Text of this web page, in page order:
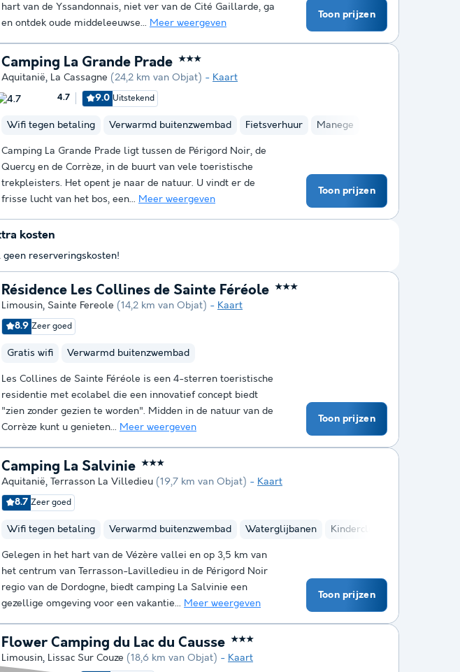
hart van de Yssandonnais, niet ver van de Cité Gaillarde, ga
en ontdek oude middeleeuwse... Meer weergeven
Toon prijzen
Camping La Grande Prade ★★★
Aquitanië, La Cassagne (24,2 km van Objat) Kaart
4.7 9.0 Uitstekend
Wifi tegen betaling Verwarmd buitenzwembad Fietsverhuur Manege
Camping La Grande Prade ligt tussen de Périgord Noir, de
Quercy en de Corrèze, in de buurt van vele toeristische
trekpleisters. Het opent je naar de natuur. U vindt er de
frisse lucht van het bos, een... Meer weergeven
Toon prijzen
Résidence Les Collines de Sainte Féréole ★★★
Limousin, Sainte Fereole (14,2 km van Objat)
Kaart
8.9 Zeer goed
Gratis wifi Verwarmd buitenzwembad
Les Collines de Sainte Féréole is een 4-sterren toeristische
residentie met ecolabel die een innovatief concept biedt
"zien zonder gezien te worden". Midden in de natuur van de
Corrèze kunt u genieten... Meer weergeven
Toon prijzen
Camping La Salvinie ★★★
Aquitanië, Terrasson La Villedieu (19,7 km van Objat)
Kaart
8.7 Zeer goed
Wifi tegen betaling Verwarmd buitenzwembad Waterglijbanen Kinderclub
Gelegen in het hart van de Vézère vallei en op 3,5 km van
het centrum van Terrasson-Lavilledieu in de Périgord Noir
regio van de Dordogne, biedt camping La Salvinie een
gezellige omgeving voor een vakantie... Meer weergeven
Toon prijzen
Flower Camping du Lac du Causse ★★★
Limousin, Lissac Sur Couze (18,6 km van Objat) Kaart
kosten
reserveringskosten!